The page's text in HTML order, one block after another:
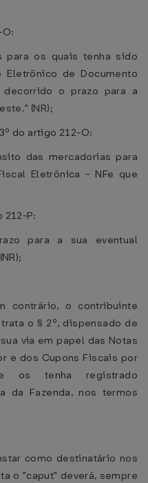
os quais tenha sido
de Documento
decorrido o prazo para a
(NR);
do artigo 212-O:
das mercadorias para
Eletrônica - NFe que
212-P:
para a sua eventual
contrário, o contribuinte
o § 2º, dispensado de
via em papel das Notas
e dos Cupons Fiscais por
os tenha registrado
da Fazenda, nos termos
como destinatário nos
o "caput" deverá, sempre